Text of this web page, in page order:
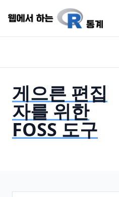
게으른 편집
자를 위한
FOSS 도구